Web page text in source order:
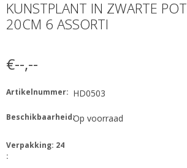
KUNSTPLANT IN ZWARTE POT
20CM 6 ASSORTI
€--,--
Artikelnummer: HD0503
Beschikbaarheid:Op voorraad
Verpakking: 24
: